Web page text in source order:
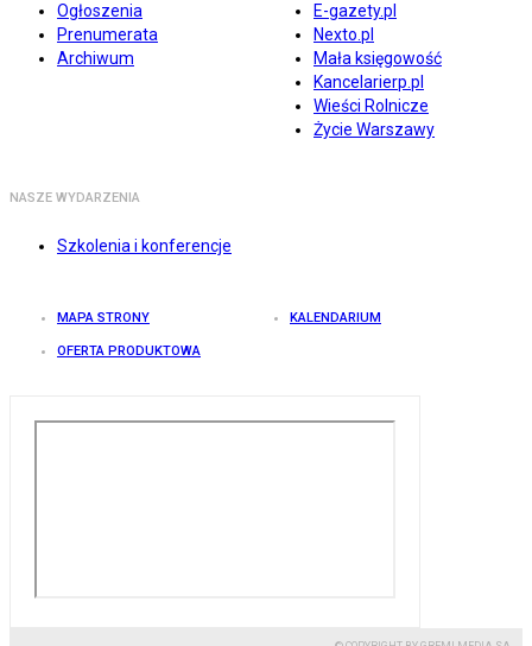
Ogłoszenia
Prenumerata
Archiwum
E-gazety.pl
Nexto.pl
Mała księgowość
Kancelarierp.pl
Wieści Rolnicze
Życie Warszawy
NASZE WYDARZENIA
Szkolenia i konferencje
MAPA STRONY KALENDARIUM
OFERTA PRODUKTOWA